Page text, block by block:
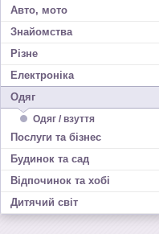
Авто, мото
Знайомства
Різне
Електроніка
Одяг
Одяг / взуття
Послуги та бізнес
Будинок та сад
Відпочинок та хобі
Дитячий світ